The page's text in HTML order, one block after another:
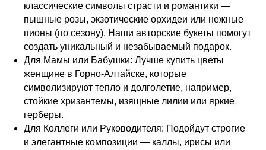
классические символы страсти и романтики —
пышные розы, экзотические орхидеи или нежные
пионы (по сезону). Наши авторские букеты помогут
создать уникальный и незабываемый подарок.
Для Мамы или Бабушки: Лучше купить цветы
женщине в Горно-Алтайске, которые
символизируют тепло и долголетие, например,
стойкие хризантемы, изящные лилии или яркие
герберы.
Для Коллеги или Руководителя: Подойдут строгие
и элегантные композиции — каллы, ирисы или